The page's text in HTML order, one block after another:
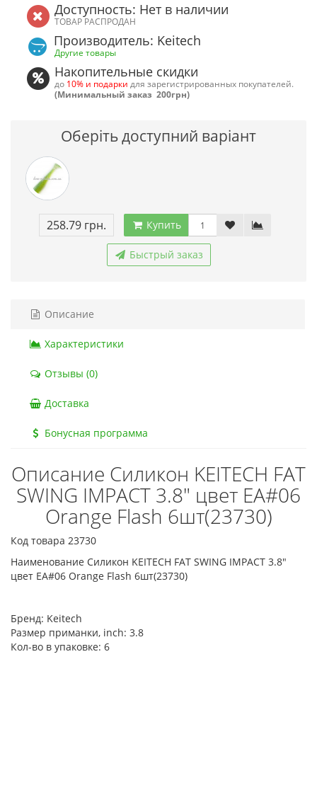
Доступность: Нет в наличии
ТОВАР РАСПРОДАН
Производитель: Keitech
Другие товары
Накопительные скидки
до 10% и подарки для зарегистрированных покупателей.
(Минимальный заказ 200грн)
Оберіть доступний варіант
258.79 грн. Купить
Быстрый заказ
Описание
Характеристики
Отзывы (0)
Доставка
Бонусная программа
Описание Силикон KEITECH FAT
SWING IMPACT 3.8" цвет EA#06
Orange Flash 6шт(23730)
Код товара 23730
Наименование Силикон KEITECH FAT SWING IMPACT 3.8"
цвет EA#06 Orange Flash 6шт(23730)
Бренд: Keitech
Размер приманки, inch: 3.8
Кол-во в упаковке: 6